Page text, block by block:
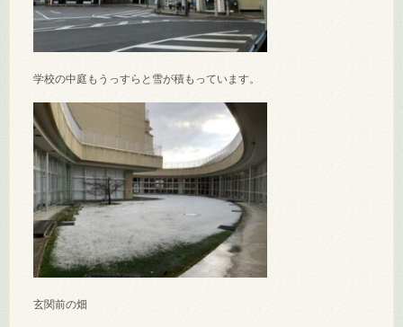
学校の中庭もうっすらと雪が積もっています。
玄関前の畑